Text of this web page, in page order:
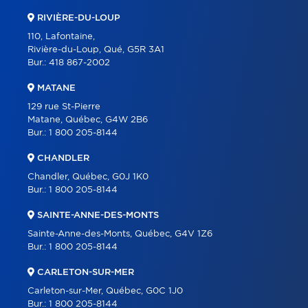
RIVIÈRE-DU-LOUP
110, Lafontaine,
Rivière-du-Loup, Qué, G5R 3A1
Bur.: 418 867-2002
MATANE
129 rue St-Pierre
Matane, Québec, G4W 2B6
Bur.: 1 800 205-8144
CHANDLER
Chandler, Québec, G0J 1K0
Bur.: 1 800 205-8144
SAINTE-ANNE-DES-MONTS
Sainte-Anne-des-Monts, Québec, G4V 1Z6
Bur.: 1 800 205-8144
CARLETON-SUR-MER
Carleton-sur-Mer, Québec, G0C 1J0
Bur.: 1 800 205-8144